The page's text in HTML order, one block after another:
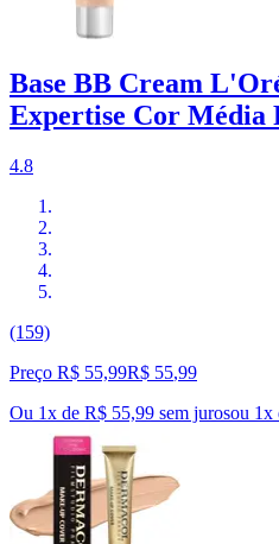
Base BB Cream
Expertise Cor Média
4.8
(159)
Preço R$ 55,99R$ 55,99
Ou 1x de R$ 55,99 sem jurosou 1x